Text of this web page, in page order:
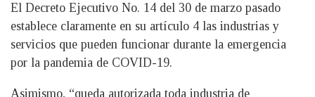
El Decreto Ejecutivo No. 14 del 30 de marzo pasado
establece claramente en su artículo 4 las industrias y
servicios que pueden funcionar durante la emergencia
por la pandemia de COVID-19.
Asimismo, “queda autorizada toda industria de